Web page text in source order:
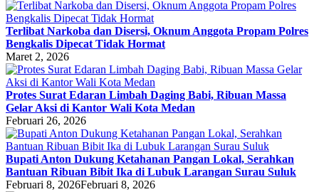
Terlibat Narkoba dan Disersi, Oknum Anggota Propam Polres
Bengkalis Dipecat Tidak Hormat
Maret 2, 2026
Protes Surat Edaran Limbah Daging Babi, Ribuan Massa
Gelar Aksi di Kantor Wali Kota Medan
Februari 26, 2026
Bupati Anton Dukung Ketahanan Pangan Lokal, Serahkan
Bantuan Ribuan Bibit Ika di Lubuk Larangan Surau Suluk
Februari 8, 2026Februari 8, 2026